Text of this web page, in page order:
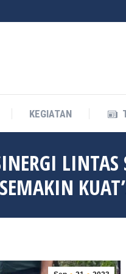
KEGIATAN
LINTAS
KEGIATAN